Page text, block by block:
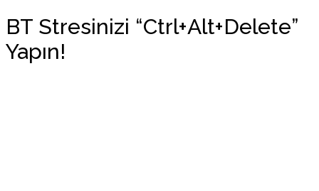
BT Stresinizi “Ctrl+Alt+Delete”
Yapın!